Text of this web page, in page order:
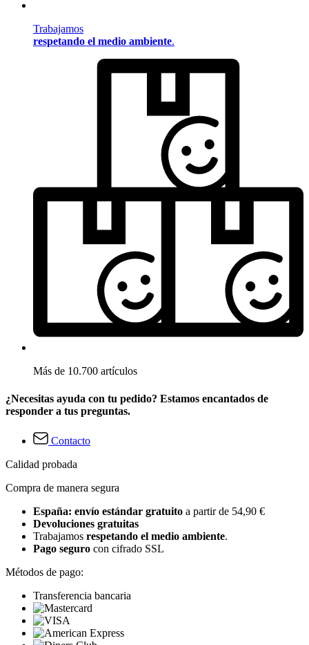
Trabajamos
respetando el medio ambiente.
Más de 10.700 artículos
¿Necesitas ayuda con tu pedido? Estamos encantados de
responder a tus preguntas.
Contacto
Calidad probada
Compra de manera segura
España: envío estándar gratuito a partir de 54,90 €
Devoluciones gratuitas
Trabajamos respetando el medio ambiente.
Pago seguro con cifrado SSL
Métodos de pago:
Transferencia bancaria